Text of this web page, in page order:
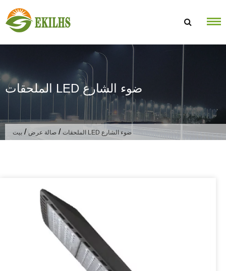
الملحقات LED ضوء الشارع
بيت / صالة عرض / الملحقات LED ضوء الشارع